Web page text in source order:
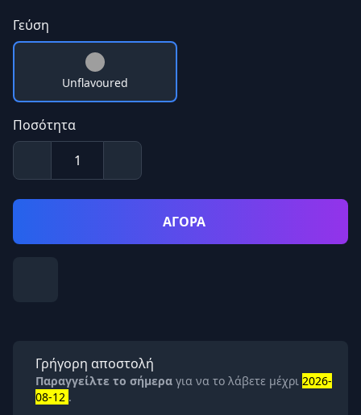
Γεύση
Unflavoured
Ποσότητα
ΑΓΟΡΑ
Γρήγορη αποστολή
Παραγγείλτε το σήμερα για να το λάβετε μέχρι 2026-
08-12 .